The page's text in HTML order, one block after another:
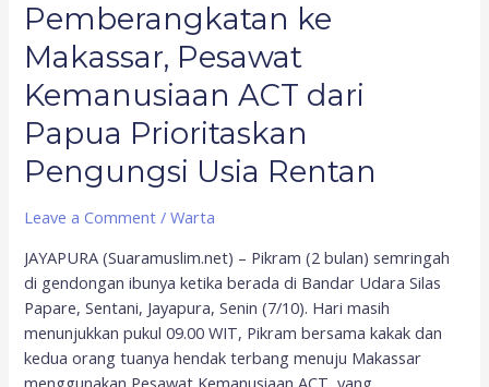
Pemberangkatan ke
Makassar, Pesawat
Kemanusiaan ACT dari
Papua Prioritaskan
Pengungsi Usia Rentan
Leave a Comment /Warta
JAYAPURA (Suaramuslim.net) – Pikram (2 bulan) semringah
di gendongan ibunya ketika berada di Bandar Udara Silas
Papare, Sentani, Jayapura, Senin (7/10). Hari masih
menunjukkan pukul 09.00 WIT, Pikram bersama kakak dan
kedua orang tuanya hendak terbang menuju Makassar
menggunakan Pesawat Kemanusiaan ACT, yang
Rentan